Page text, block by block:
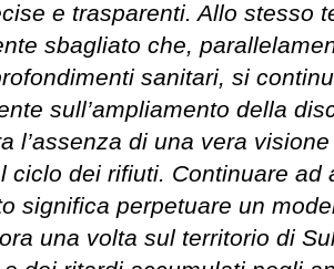
e trasparenti. Allo stesso
sbagliato che,
sanitari, si
sull’ampliamento della
l’assenza di una vera
ciclo dei rifiuti. Continuare ad
significa perpetuare un
una volta sul territorio di